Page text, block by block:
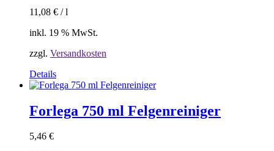
11,08 € /l
inkl. 19 % MwSt.
zzgl. Versandkosten
Details
Forlega 750 ml Felgenreiniger
5,46 €